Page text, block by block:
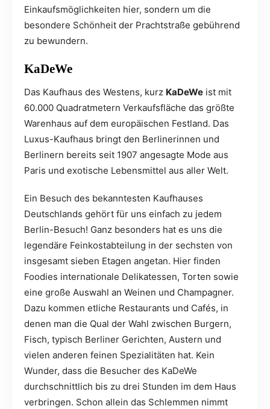
Einkaufsmöglichkeiten hier, sondern um die
besondere Schönheit der Prachtstraße gebührend
zu bewundern.
KaDeWe
Das Kaufhaus des Westens, kurz KaDeWe ist mit
60.000 Quadratmetern Verkaufsfläche das größte
Warenhaus auf dem europäischen Festland. Das
Luxus-Kaufhaus bringt den Berlinerinnen und
Berlinern bereits seit 1907 angesagte Mode aus
Paris und exotische Lebensmittel aus aller Welt.
Ein Besuch des bekanntesten Kaufhauses
Deutschlands gehört für uns einfach zu jedem
Berlin-Besuch! Ganz besonders hat es uns die
legendäre Feinkostabteilung in der sechsten von
insgesamt sieben Etagen angetan. Hier finden
Foodies internationale Delikatessen, Torten sowie
eine große Auswahl an Weinen und Champagner.
Dazu kommen etliche Restaurants und Cafés, in
denen man die Qual der Wahl zwischen Burgern,
Fisch, typisch Berliner Gerichten, Austern und
vielen anderen feinen Spezialitäten hat. Kein
Wunder, dass die Besucher des KaDeWe
durchschnittlich bis zu drei Stunden im dem Haus
verbringen. Schon allein das Schlemmen nimmt